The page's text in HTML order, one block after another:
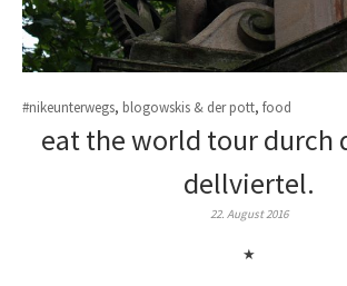
#nikeunterwegs, blogowskis & der pott, food
eat the world tour durch
dellviertel.
22. August 2016
★